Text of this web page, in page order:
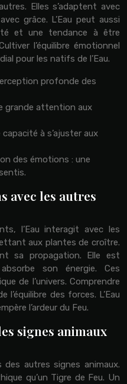
Elles s’adaptent avec
grâce. L’Eau peut aussi
et une tendance à être
l’équilibre émotionnel
pour les natifs de l’Eau.
profonde des
grande attention aux
à s’ajuster aux
des émotions : une
avec les autres
l’Eau interagit avec les
aux plantes de croître.
sa propagation. Elle est
son énergie. Ces
de l’univers. Comprendre
des forces. L’Eau
l’ardeur du Feu.
signes animaux
des autres signes animaux.
qu’un Tigre de Feu. Un